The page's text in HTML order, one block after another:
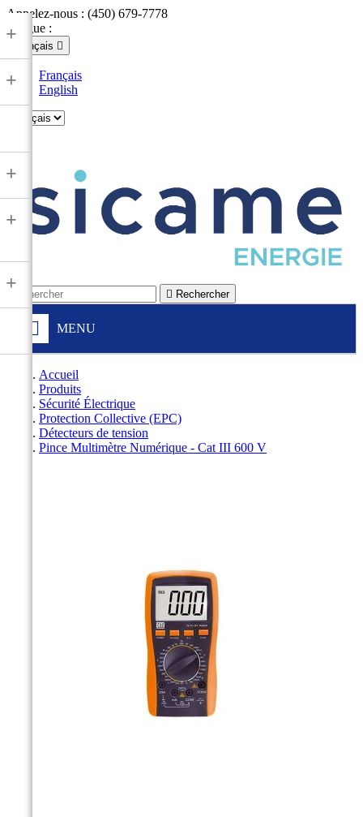
Appelez-nous : (450) 679-7778
Langue :
Français 
Français
English
 Rechercher
MENU
+
+
+
+
+
Accueil
Produits
Sécurité Électrique
Protection Collective (EPC)
Détecteurs de tension
Pince Multimètre Numérique - Cat III 600 V